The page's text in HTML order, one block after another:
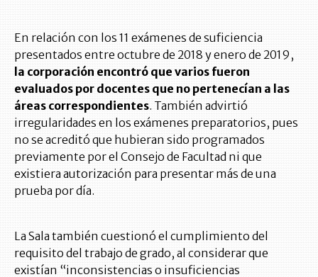
En relación con los 11 exámenes de suficiencia
presentados entre octubre de 2018 y enero de 2019,
la corporación encontró que varios fueron
evaluados por docentes que no pertenecían a las
áreas correspondientes. También advirtió
irregularidades en los exámenes preparatorios, pues
no se acreditó que hubieran sido programados
previamente por el Consejo de Facultad ni que
existiera autorización para presentar más de una
prueba por día.
La Sala también cuestionó el cumplimiento del
requisito del trabajo de grado, al considerar que
existían “inconsistencias o insuficiencias